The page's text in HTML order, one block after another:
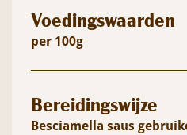
Voedingswaarden
per 100g
Bereidingswijze
Besciamella saus